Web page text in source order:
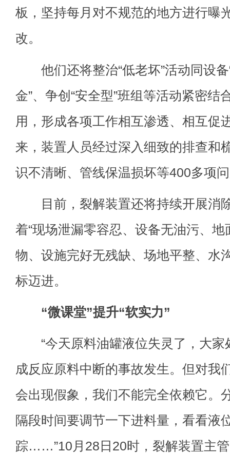
板，坚持每月对不规范的地方进行曝
改。
他们还将整治“低老坏”活动同设备
金”、争创“安全型”班组等活动紧密结
用，形成各项工作相互渗透、相互促
来，装置人员经过深入细致的排查和
识不清晰、管线保温损坏等400多项
目前，裂解装置还将持续开展消除
着“现场泄漏零容忍、设备无油污、
物、设施完好无残缺、场地平整、水
标迈进。
“微课堂”提升“软实力”
“今天原料油罐液位失灵了，大家
成反应原料中断的事故发生。但对我
会出现假象，我们不能完全依赖它。
隔段时间要调节一下进料量，看看液
踪……”10月28日20时，裂解装置主